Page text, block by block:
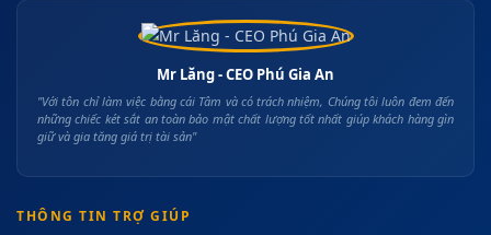
Mr Lăng - CEO Phú Gia An
"Với tôn chỉ làm việc bằng cái Tâm và có trách nhiệm, Chúng tôi luôn đem đến
những chiếc két sắt an toàn bảo mật chất lượng tốt nhất giúp khách hàng gìn
giữ và gia tăng giá trị tài sản"
THÔNG TIN TRỢ GIÚP